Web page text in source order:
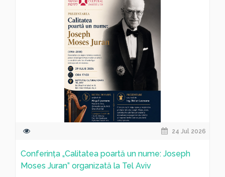
24 Jul 2026
Conferința „Calitatea poartă un nume: Joseph
Moses Juran” organizată la Tel Aviv